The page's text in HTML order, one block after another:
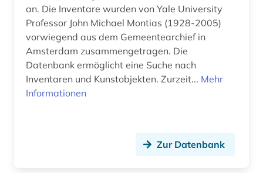
flugschrift (1)
forschungsprojekt (1)
fossilien (1)
an. Die Inventare wurden von Yale University
Professor John Michael Montias (1928-2005)
vorwiegend aus dem Gemeentearchief in
Amsterdam zusammengetragen. Die
Datenbank ermöglicht eine Suche nach
Inventaren und Kunstobjekten. Zurzeit... Mehr
Informationen
Zur Datenbank